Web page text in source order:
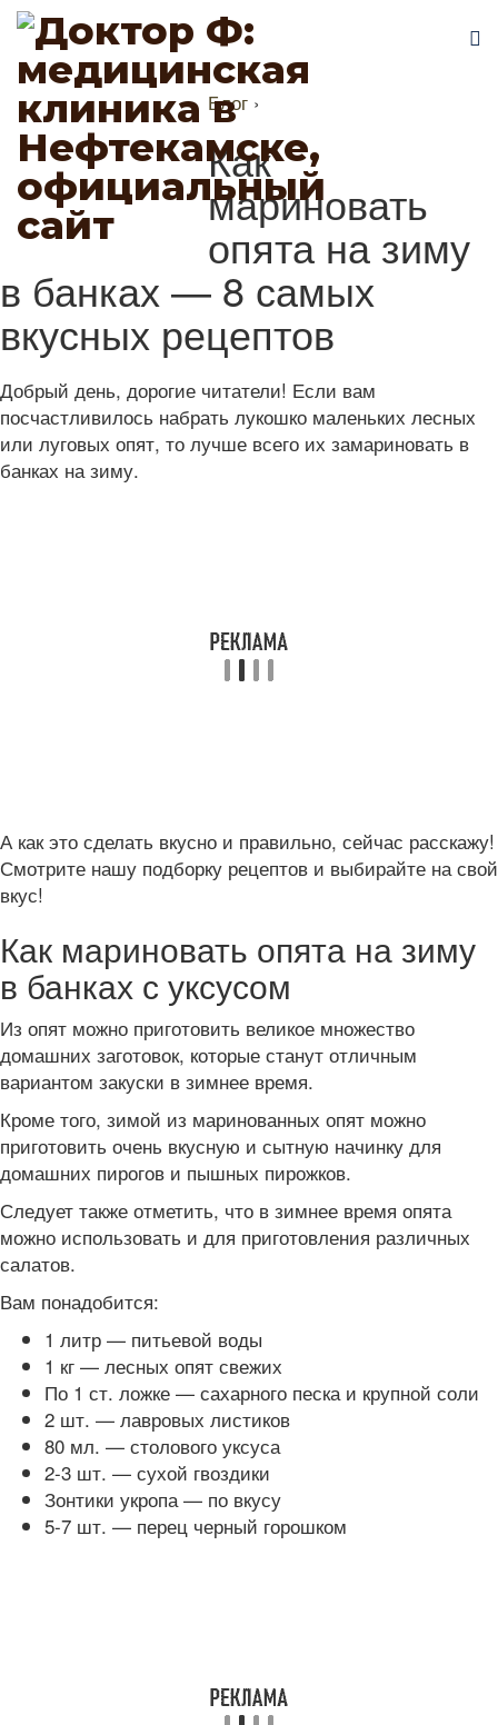
Блог ›
Как
мариновать
опята на зиму
в банках — 8 самых
вкусных рецептов
Добрый день, дорогие читатели! Если вам
посчастливилось набрать лукошко маленьких лесных
или луговых опят, то лучше всего их замариновать в
банках на зиму.
А как это сделать вкусно и правильно, сейчас расскажу!
Смотрите нашу подборку рецептов и выбирайте на свой
вкус!
Как мариновать опята на зиму
в банках с уксусом
Из опят можно приготовить великое множество
домашних заготовок, которые станут отличным
вариантом закуски в зимнее время.
Кроме того, зимой из маринованных опят можно
приготовить очень вкусную и сытную начинку для
домашних пирогов и пышных пирожков.
Следует также отметить, что в зимнее время опята
можно использовать и для приготовления различных
салатов.
Вам понадобится:
1 литр — питьевой воды
1 кг — лесных опят свежих
По 1 ст. ложке — сахарного песка и крупной соли
2 шт. — лавровых листиков
80 мл. — столового уксуса
2-3 шт. — сухой гвоздики
Зонтики укропа — по вкусу
5-7 шт. — перец черный горошком